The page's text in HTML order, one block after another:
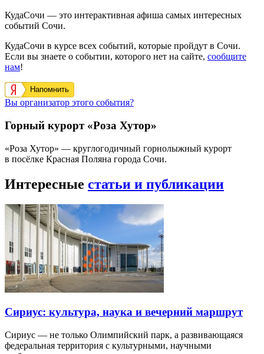
КудаСочи — это интерактивная афиша самых интересных
событий Сочи.
КудаСочи в курсе всех событий, которые пройдут в Сочи.
Если вы знаете о событии, которого нет на сайте, сообщите
нам!
Напомнить
Вы организатор этого события?
Горный курорт «Роза Хутор»
«Роза Хутор» — круглогодичный горнолыжный курорт
в посёлке Красная Поляна города Сочи.
Интересные статьи и публикации
Сириус: культура, наука и вечерний маршрут
Сириус — не только Олимпийский парк, а развивающаяся
федеральная территория с культурными, научными